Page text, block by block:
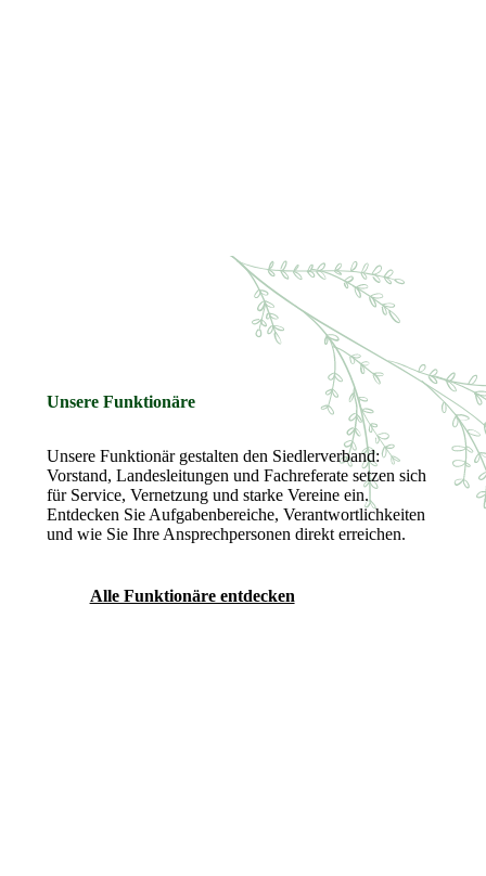
Unsere Funktionäre
Unsere Funktionär gestalten den Siedlerverband:
Vorstand, Landesleitungen und Fachreferate setzen sich
für Service, Vernetzung und starke Vereine ein.
Entdecken Sie Aufgabenbereiche, Verantwortlichkeiten
und wie Sie Ihre Ansprechpersonen direkt erreichen.
Alle Funktionäre entdecken